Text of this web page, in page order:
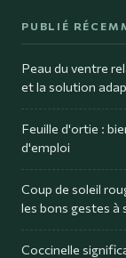
PUBLIÉ
Peau du ventre
et la solution
Feuille d'ortie :
d'emploi
Coup de soleil
les bons gestes à
Coccinelle